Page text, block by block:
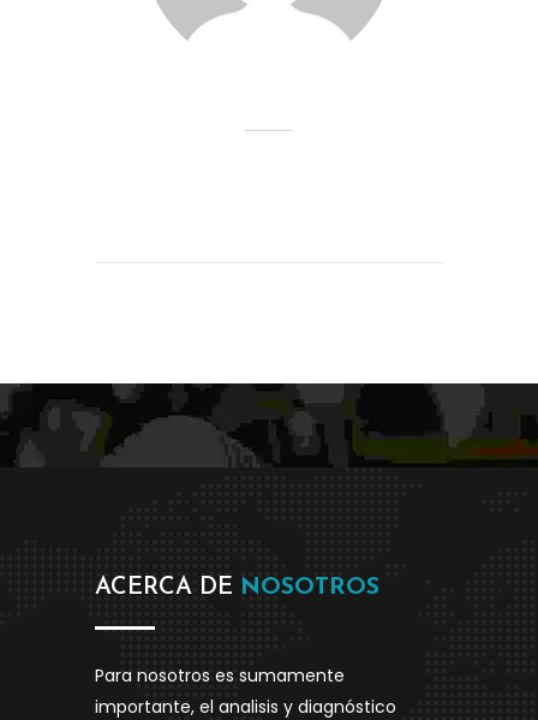
ACERCA DE NOSOTROS
Para nosotros es sumamente
importante, el analisis y diagnóstico